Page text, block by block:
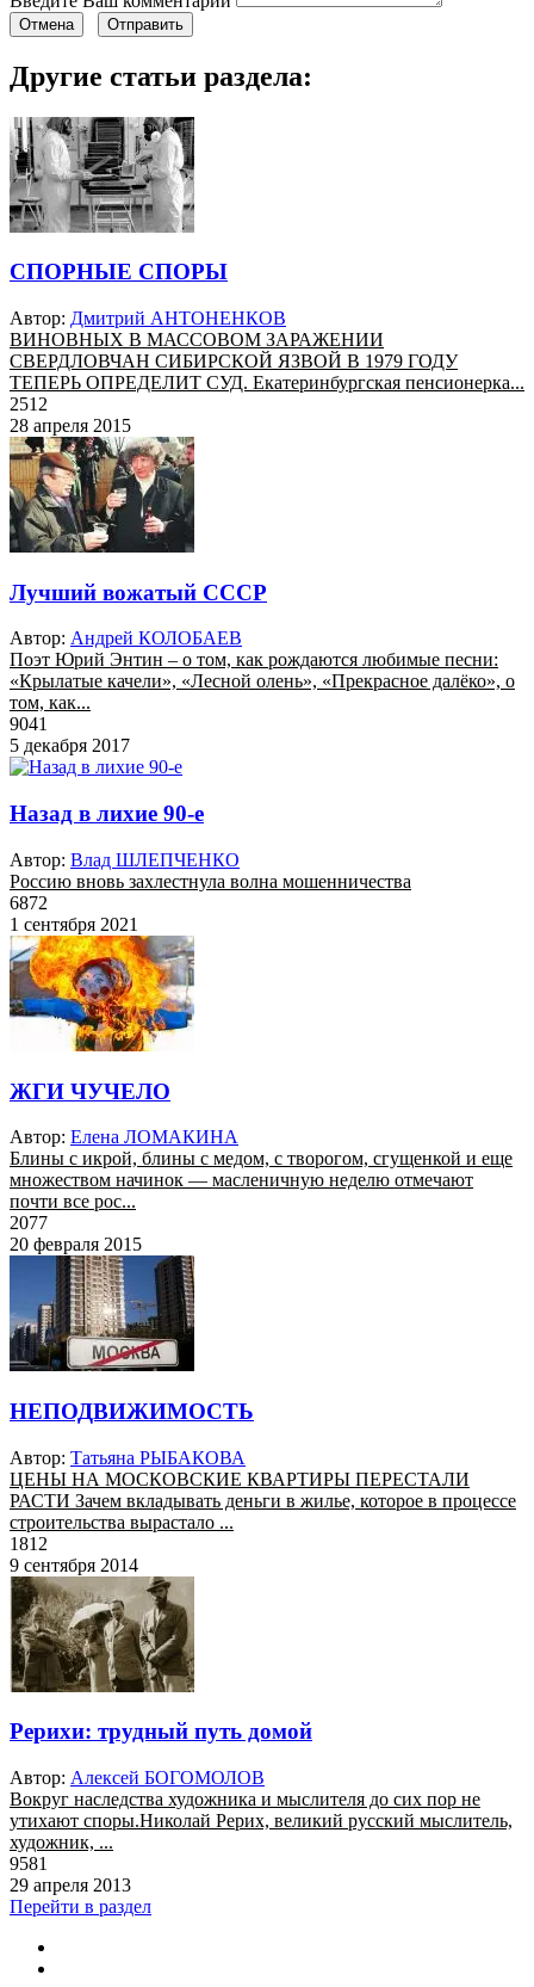
Отмена Отправить
Другие статьи раздела:
СПОРНЫЕ СПОРЫ
Автор: Дмитрий АНТОНЕНКОВ
ВИНОВНЫХ В МАССОВОМ ЗАРАЖЕНИИ
СВЕРДЛОВЧАН СИБИРСКОЙ ЯЗВОЙ В 1979 ГОДУ
ТЕПЕРЬ ОПРЕДЕЛИТ СУД. Екатеринбургская пенсионерка...
2512
28 апреля 2015
Лучший вожатый СССР
Автор: Андрей КОЛОБАЕВ
Поэт Юрий Энтин – о том, как рождаются любимые песни:
«Крылатые качели», «Лесной олень», «Прекрасное далёко», о
том, как...
9041
5 декабря 2017
Назад в лихие 90-е
Автор: Влад ШЛЕПЧЕНКО
Россию вновь захлестнула волна мошенничества
6872
1 сентября 2021
ЖГИ ЧУЧЕЛО
Автор: Елена ЛОМАКИНА
Блины с икрой, блины с медом, с творогом, сгущенкой и еще
множеством начинок — масленичную неделю отмечают
почти все рос...
2077
20 февраля 2015
НЕПОДВИЖИМОСТЬ
Автор: Татьяна РЫБАКОВА
ЦЕНЫ НА МОСКОВСКИЕ КВАРТИРЫ ПЕРЕСТАЛИ
РАСТИ Зачем вкладывать деньги в жилье, которое в процессе
строительства вырастало ...
1812
9 сентября 2014
Рерихи: трудный путь домой
Автор: Алексей БОГОМОЛОВ
Вокруг наследства художника и мыслителя до сих пор не
утихают споры.Николай Рерих, великий русский мыслитель,
художник, ...
9581
29 апреля 2013
Перейти в раздел